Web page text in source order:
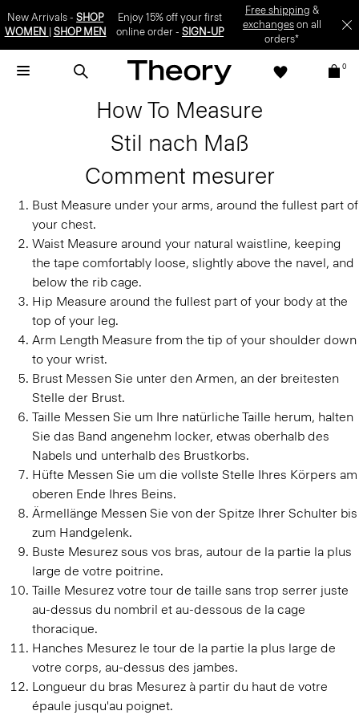
New Arrivals - SHOP
WOMEN
SHOP MEN
Enjoy 15% off your first
online order -SIGN-UP
Free shipping &
exchangeson all
orders*
0
How To Measure
Stil nach Maß
Comment mesurer
Bust Measure under your arms, around the fullest part of
your chest.
Waist Measure around your natural waistline, keeping
the tape comfortably loose, slightly above the navel, and
below the rib cage.
Hip Measure around the fullest part of your body at the
top of your leg.
Arm Length Measure from the tip of your shoulder down
to your wrist.
Brust Messen Sie unter den Armen, an der breitesten
Stelle der Brust.
Taille Messen Sie um Ihre natürliche Taille herum, halten
Sie das Band angenehm locker, etwas oberhalb des
Nabels und unterhalb des Brustkorbs.
Hüfte Messen Sie um die vollste Stelle Ihres Körpers am
oberen Ende Ihres Beins.
Ärmellänge Messen Sie von der Spitze Ihrer Schulter bis
zum Handgelenk.
Buste Mesurez sous vos bras, autour de la partie la plus
large de votre poitrine.
Taille Mesurez votre tour de taille sans trop serrer juste
au-dessus du nombril et au-dessous de la cage
thoracique.
Hanches Mesurez le tour de la partie la plus large de
votre corps, au-dessus des jambes.
Longueur du bras Mesurez à partir du haut de votre
épaule jusqu'au poignet.